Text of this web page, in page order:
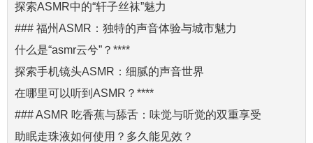
探索ASMR中的“轩子丝袜”魅力
### 福州ASMR：独特的声音体验与城市魅力
什么是“asmr云兮”？****
探索手机镜头ASMR：细腻的声音世界
在哪里可以听到ASMR？****
### ASMR 吃香蕉与舔舌：味觉与听觉的双重享受
助眠走珠液如何使用？多久能见效？